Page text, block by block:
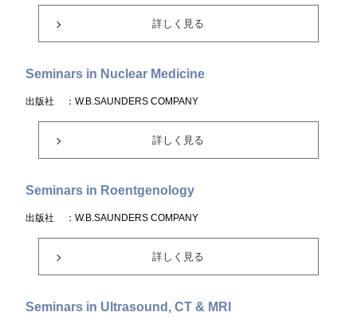
詳しく見る
Seminars in Nuclear Medicine
出版社 ：W.B.SAUNDERS COMPANY
詳しく見る
Seminars in Roentgenology
出版社 ：W.B.SAUNDERS COMPANY
詳しく見る
Seminars in Ultrasound, CT & MRI